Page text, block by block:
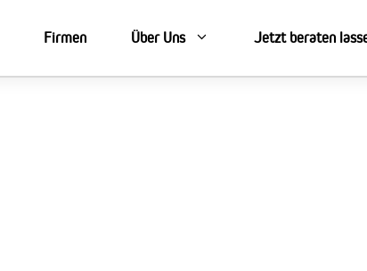
Firmen Über Uns Jetzt beraten